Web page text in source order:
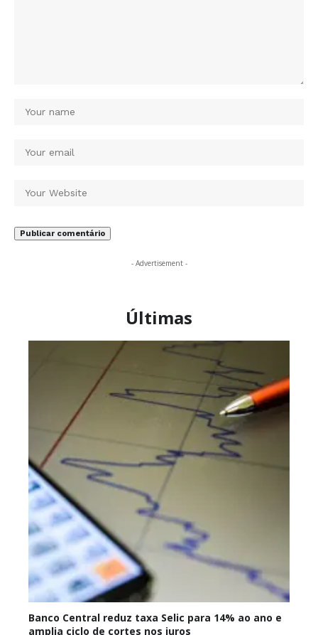
- Advertisement -
Últimas
Banco Central reduz taxa Selic para 14% ao ano e
amplia ciclo de cortes nos juros